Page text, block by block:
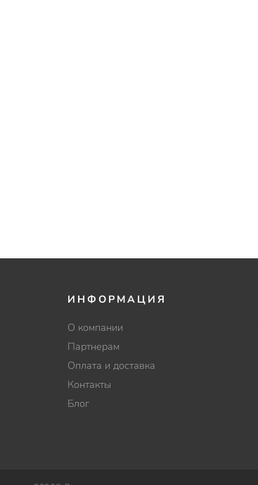
ИНФОРМАЦИЯ
О компании
Партнерам
Оплата и доставка
Контакты
Блог